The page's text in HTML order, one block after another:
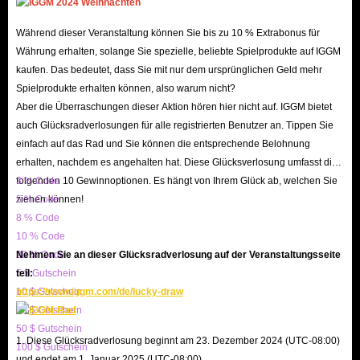
Hauptwährung in Dreadmyst eine entscheidende Rolle
beim Erwerb von Ausrüstung, der Reparatur von
Rüstungen und der Verbesserung Ihres Charakters. Ohne
Gold wird Ihre Entdeckungsreise extrem schwierig, da
kostenlose Low-Level-Waffen oder beschädigte
Rüstungen Ihre Sicherheit nicht garantieren können und
Händler mittellosen Kriegern keine Hilfe anbieten.
Daher ist das Verdienen von Gold in der Anfangsphase
des Spiels Ihr Hauptziel. Das Besiegen von Monstern oder
Einkommen. Mit zunehmendem Fortschritt werden
Dungeons zu Ihrer Haupteinnahmequelle, da jeder
Abschluss Sie mit tausenden Goldmünzen belohnt. Der
einfachste Weg, Gold zu erhalten, ist natürlich über einen
zuverlässigen Handelsplatz wie
Mengen von30k bis 5000k Goldliefern, damit Sie Ihre
Während dieser Veranstaltung können Sie bis zu 10 % Extrabonus für
Währung erhalten, solange Sie spezielle, beliebte Spielprodukte auf IGGM
kaufen. Das bedeutet, dass Sie mit nur dem ursprünglichen Geld mehr
Spielprodukte erhalten können, also warum nicht?
Aber die Überraschungen dieser Aktion hören hier nicht auf. IGGM bietet
auch Glücksradverlosungen für alle registrierten Benutzer an. Tippen Sie
einfach auf das Rad und Sie können die entsprechende Belohnung
erhalten, nachdem es angehalten hat. Diese Glücksverlosung umfasst die
folgenden 10 Gewinnoptionen. Es hängt von Ihrem Glück ab, welchen Sie
ziehen können!
3 % Code
5 % Code
8 % Code
10 % Code
20 % Code
5 $ Gutschein
10 $ Gutschein
20 $ Gutschein
50 $ Gutschein
100 $ Gutschein
Nehmen Sie an dieser Glücksradverlosung auf der Veranstaltungsseite
teil:
https://www.iggm.com/de/lucky-draw
1. Diese Glücksradverlosung beginnt am 23. Dezember 2024 (UTC-08:00)